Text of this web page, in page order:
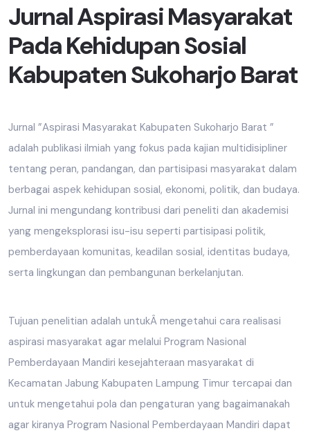
Jurnal Aspirasi Masyarakat
Pada Kehidupan Sosial
Kabupaten Sukoharjo Barat
Jurnal ”Aspirasi Masyarakat Kabupaten Sukoharjo Barat ”
adalah publikasi ilmiah yang fokus pada kajian multidisipliner
tentang peran, pandangan, dan partisipasi masyarakat dalam
berbagai aspek kehidupan sosial, ekonomi, politik, dan budaya.
Jurnal ini mengundang kontribusi dari peneliti dan akademisi
yang mengeksplorasi isu-isu seperti partisipasi politik,
pemberdayaan komunitas, keadilan sosial, identitas budaya,
serta lingkungan dan pembangunan berkelanjutan.
Tujuan penelitian adalah untukÂ mengetahui cara realisasi
aspirasi masyarakat agar melalui Program Nasional
Pemberdayaan Mandiri kesejahteraan masyarakat di
Kecamatan Jabung Kabupaten Lampung Timur tercapai dan
untuk mengetahui pola dan pengaturan yang bagaimanakah
agar kiranya Program Nasional Pemberdayaan Mandiri dapat